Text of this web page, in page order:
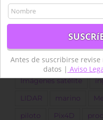
Copernicus
Google Earth Engine
Imágenes satélite
LIDAR marino
piloto Pix4D
Antes de suscribirse
datos | Aviso